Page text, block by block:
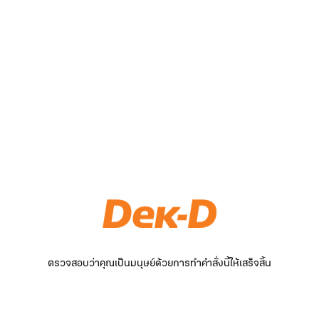
ตรวจสอบว่าคุณเป็นมนุษย์ด้วยการทำคำสั่งนี้ให้เสร็จสิ้น